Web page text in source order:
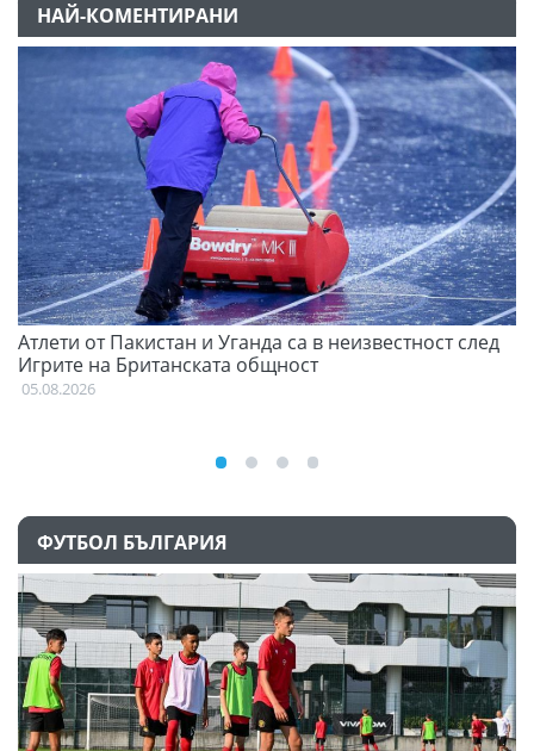
НАЙ-КОМЕНТИРАНИ
Атлети от Пакистан и Уганда са в неизвестност след
Игрите на Британската общност
05.08.2026
ФУТБОЛ БЪЛГАРИЯ